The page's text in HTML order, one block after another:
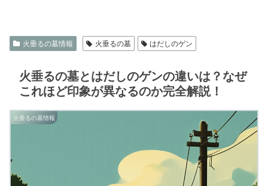
火垂るの墓情報 火垂るの墓 はだしのゲン
火垂るの墓とはだしのゲンの違いは？なぜ
これほど印象が異なるのか完全解説！
火垂るの墓情報